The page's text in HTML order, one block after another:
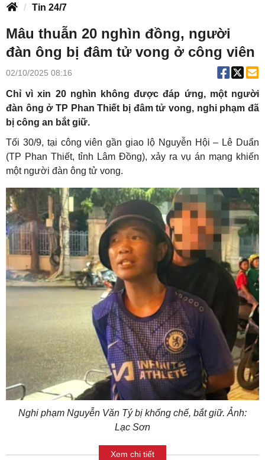
Tin 24/7
Mâu thuẫn 20 nghìn đồng, người
đàn ông bị đâm tử vong ở công viên
02/10/2025 08:16
Chỉ vì xin 20 nghìn không được đáp ứng, một người
đàn ông ở TP Phan Thiết bị đâm tử vong, nghi phạm đã
bị công an bắt giữ.
Tối 30/9, tại công viên gần giao lộ Nguyễn Hội – Lê Duẩn
(TP Phan Thiết, tỉnh Lâm Đồng), xảy ra vụ án mạng khiến
một người đàn ông tử vong.
Nghi phạm Nguyễn Văn Tý bị khống chế, bắt giữ. Ảnh:
Lạc Sơn
Xem chi tiết